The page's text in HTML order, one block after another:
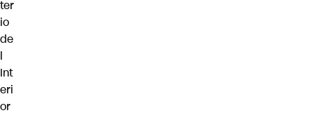
ter
io
de
l
Int
eri
or